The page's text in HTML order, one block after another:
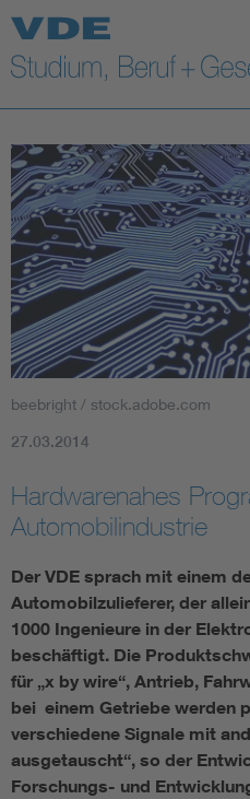
Top Themen
Fokusthemen
Energy
AI & Digital Trust
Health
Mobility
Assisted Living
Electromobility
Energy efficiency
Energy storage
Functional safety
beebright / stock.adobe.com
27.03.2014
Hardwarenahes
Automobilindustrie
Der VDE sprach mit einem
Automobilzulieferer, der
1000 Ingenieure in der
beschäftigt. Die
für „x by wire“, Antrieb,
bei einem Getriebe werden
verschiedene Signale mit
ausgetauscht“, so der
Forschungs- und